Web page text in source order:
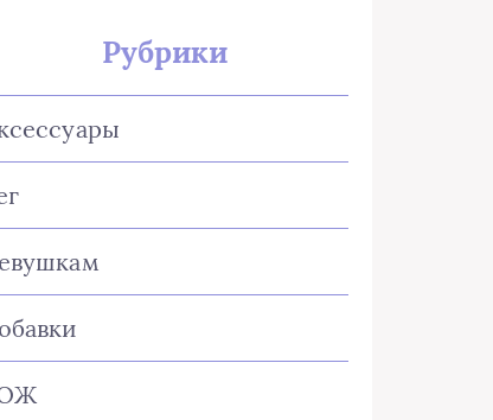
Рубрики